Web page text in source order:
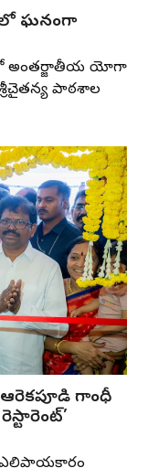
ఘనంగా
అంతర్జాతీయ యోగా
పాఠశాల
గాంధీ